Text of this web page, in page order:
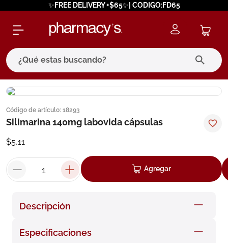
✨FREE DELIVERY +$65✨| CODIGO:FD65
¿Qué estas buscando?
Código de artículo: 18293
Silimarina 140mg labovida cápsulas
$5,11
Agregar
Descripción
Especificaciones
términos más buscados
1. eucerin
pilexil
5. cerave
6 degraler
8. roche posay